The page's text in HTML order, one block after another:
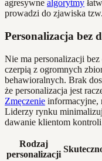
agresywne algorytmy
prowadzi do zjawiska
Personalizacja bez
Nie ma personalizacji
czerpią z ogromnych
behawioralnych. Brak
że personalizacja jest
Zmęczenie informacyjne,
Liderzy rynku
dawanie klientom
Rodzaj
personalizacji